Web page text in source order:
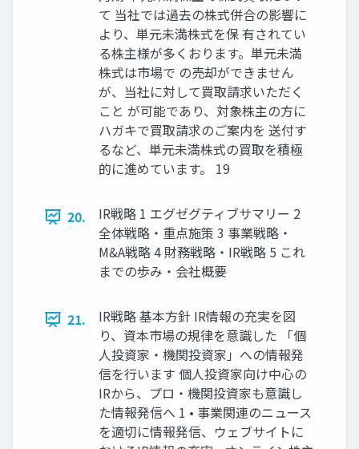
て 当社では過去の株式併合の影響に
より、単元未満株式を保 有されてい
る株主様が多くおります。単元未満
株式は市場で の売却ができません
が、当社に対して買取請求いただく
こと が可能であり、対象株主の方に
ハガキで買取請求のご案内を 送付す
るなど、単元未満株式の買取を積極
的に進めています。 19
20.
IR戦略 1 エグゼグティブサマリー 2
全体戦略・重点施策 3 事業戦略・
M&A戦略 4 財務戦略・IR戦略 5 これ
までの歩み・会社概要
21.
IR戦略 基本方針 IR情報の充実を図
り、資本市場の規律を意識した 「個
人投資家・機関投資家」への情報発
信を行います 個人投資家向け中心の
IRから、プロ・機関投資家も意識し
た情報発信へ 1 • 事業関連のニュース
を適切に情報発信、ウェブサイトに